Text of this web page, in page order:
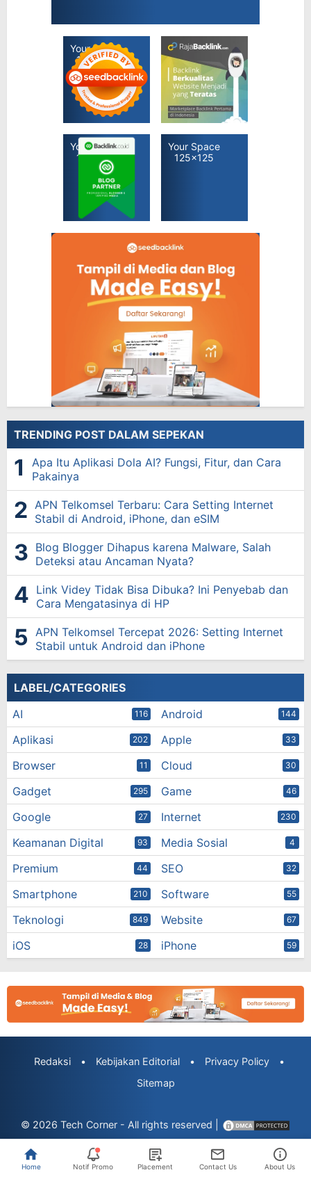
TRENDING POST DALAM SEPEKAN
Apa Itu Aplikasi Dola AI? Fungsi, Fitur, dan Cara
Pakainya
APN Telkomsel Terbaru: Cara Setting Internet
Stabil di Android, iPhone, dan eSIM
Blog Blogger Dihapus karena Malware, Salah
Deteksi atau Ancaman Nyata?
Link Videy Tidak Bisa Dibuka? Ini Penyebab dan
Cara Mengatasinya di HP
APN Telkomsel Tercepat 2026: Setting Internet
Stabil untuk Android dan iPhone
LABEL/CATEGORIES
AI
116 Android 144
Aplikasi 202 Apple 33
Browser 11 Cloud 30
Gadget 295 Game 46
Google 27 Internet 230
Keamanan Digital 93 Media Sosial 4
Premium 44 SEO 32
Smartphone 210 Software 55
Teknologi 849 Website 67
iOS 28 iPhone 59
Redaksi • Kebijakan Editorial • Privacy Policy
•
Sitemap
© 2026 Tech Corner- All rights reserved |
Home Notif Promo Placement Contact Us About Us